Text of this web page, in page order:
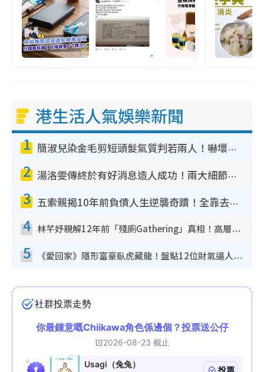
港生活人氣娛樂新聞
1 簡淑兒染金毛剪短頭髮氣質判若兩人！嚇壞老公麥大力都認唔出：「你做咩事？」
2 湯洛雯傳終於有好消息造人成功！兩大細節曝孕味極濃惹猜測：大肚婆先會咁！
3 五索親揭10年前負債人生逆襲奇蹟！全靠去一地方轉運後即遇上馬先生
4 林芊妤親解12年前「殘廁Gathering」真相！高層解約一句話重創尊嚴至今拒返TVB
5 《愛回家》隱形富豪臥虎藏龍！盤點12位財氣逼人的有錢藝人：呢位靚女3億身家唔憂做